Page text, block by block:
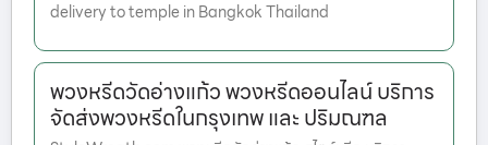
delivery to temple in Bangkok Thailand
พวงหรีดวัดอ่างแก้ว พวงหรีดออนไลน์ บริการ
จัดส่งพวงหรีดในกรุงเทพ และ ปริมณฑล